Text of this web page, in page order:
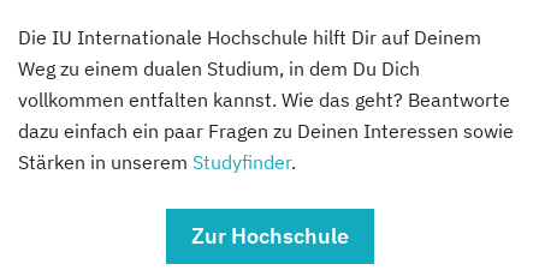
Die IU Internationale Hochschule hilft Dir auf Deinem
Weg zu einem dualen Studium, in dem Du Dich
vollkommen entfalten kannst. Wie das geht? Beantworte
dazu einfach ein paar Fragen zu Deinen Interessen sowie
Stärken in unserem Studyfinder.
Zur Hochschule